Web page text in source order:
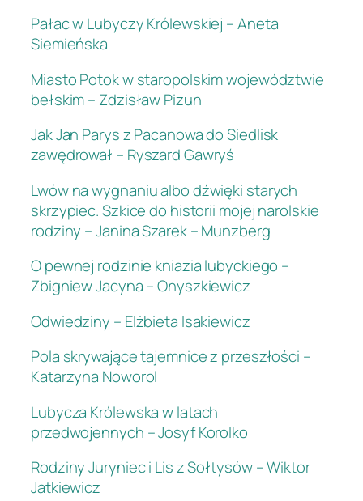
Pałac w Lubyczy Królewskiej – Aneta
Siemieńska
Miasto Potok w staropolskim województwie
bełskim – Zdzisław Pizun
Jak Jan Parys z Pacanowa do Siedlisk
zawędrował – Ryszard Gawryś
Lwów na wygnaniu albo dźwięki starych
skrzypiec. Szkice do historii mojej narolskie
rodziny – Janina Szarek – Munzberg
O pewnej rodzinie kniazia lubyckiego –
Zbigniew Jacyna – Onyszkiewicz
Odwiedziny – Elżbieta Isakiewicz
Pola skrywające tajemnice z przeszłości –
Katarzyna Noworol
Lubycza Królewska w latach
przedwojennych – Josyf Korolko
Rodziny Juryniec i Lis z Sołtysów – Wiktor
Jatkiewicz